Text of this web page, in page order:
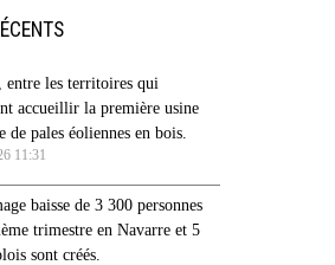
entre les territoires qui
accueillir la première usine
de pales éoliennes en bois.
11:31
baisse de 3 300 personnes
trimestre en Navarre et 5
sont créés.